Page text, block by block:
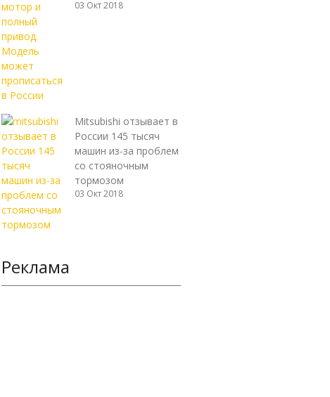
03 Окт 2018
Mitsubishi отзывает в
России 145 тысяч
машин из-за проблем
со стояночным
тормозом
03 Окт 2018
Реклама